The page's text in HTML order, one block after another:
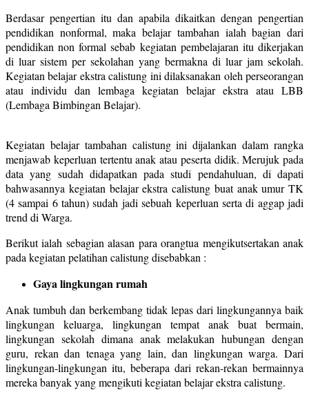
Berdasar pengertian itu dan apabila dikaitkan dengan pengertian
pendidikan nonformal, maka belajar tambahan ialah bagian dari
pendidikan non formal sebab kegiatan pembelajaran itu dikerjakan
di luar sistem per sekolahan yang bermakna di luar jam sekolah.
Kegiatan belajar ekstra calistung ini dilaksanakan oleh perseorangan
atau individu dan lembaga kegiatan belajar ekstra atau LBB
(Lembaga Bimbingan Belajar).
Kegiatan belajar tambahan calistung ini dijalankan dalam rangka
menjawab keperluan tertentu anak atau peserta didik. Merujuk pada
data yang sudah didapatkan pada studi pendahuluan, di dapati
bahwasannya kegiatan belajar ekstra calistung buat anak umur TK
(4 sampai 6 tahun) sudah jadi sebuah keperluan serta di aggap jadi
trend di Warga.
Berikut ialah sebagian alasan para orangtua mengikutsertakan anak
pada kegiatan pelatihan calistung disebabkan :
Gaya lingkungan rumah
Anak tumbuh dan berkembang tidak lepas dari lingkungannya baik
lingkungan keluarga, lingkungan tempat anak buat bermain,
lingkungan sekolah dimana anak melakukan hubungan dengan
guru, rekan dan tenaga yang lain, dan lingkungan warga. Dari
lingkungan-lingkungan itu, beberapa dari rekan-rekan bermainnya
mereka banyak yang mengikuti kegiatan belajar ekstra calistung.